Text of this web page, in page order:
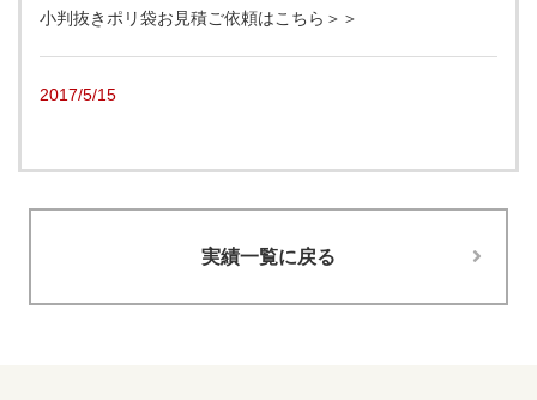
小判抜きポリ袋お見積ご依頼はこちら＞＞
2017/5/15
実績一覧に戻る